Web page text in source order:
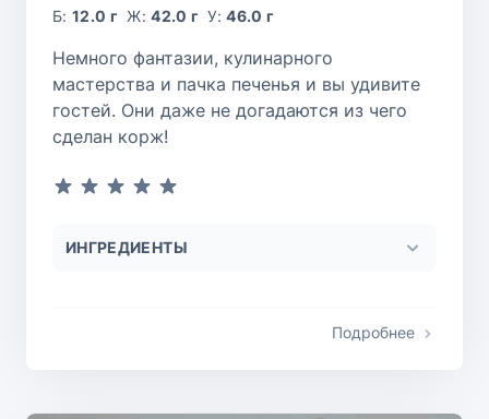
Б:12.0 г Ж:42.0 г У:46.0 г
Немного фантазии, кулинарного
мастерства и пачка печенья и вы удивите
гостей. Они даже не догадаются из чего
сделан корж!
ИНГРЕДИЕНТЫ
Подробнее